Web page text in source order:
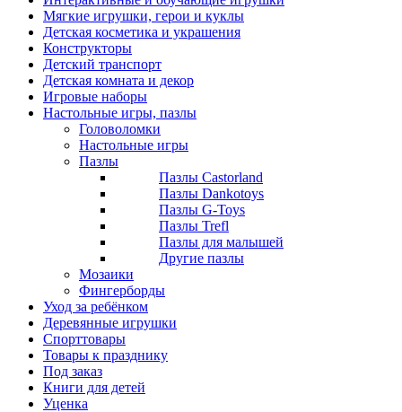
Мягкие игрушки, герои и куклы
Детская косметика и украшения
Конструкторы
Детский транспорт
Детская комната и декор
Игровые наборы
Настольные игры, пазлы
Головоломки
Настольные игры
Пазлы
Пазлы Castorland
Пазлы Dankotoys
Пазлы G-Toys
Пазлы Trefl
Пазлы для малышей
Другие пазлы
Мозаики
Фингерборды
Уход за ребёнком
Деревянные игрушки
Спорттовары
Товары к празднику
Под заказ
Книги для детей
Уценка